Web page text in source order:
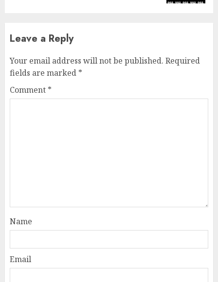
Leave a Reply
Your email address will not be published. Required
fields are marked *
Comment *
Name
Email